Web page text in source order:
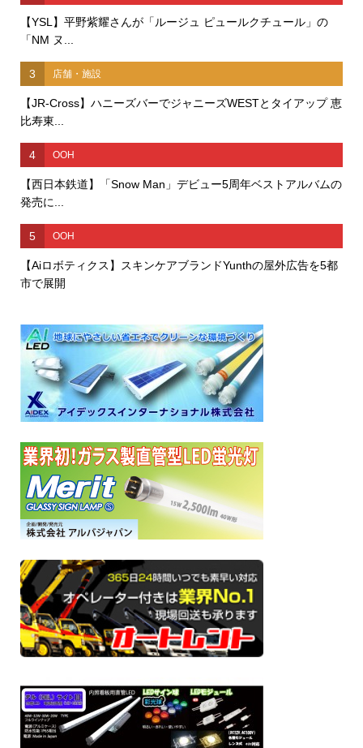
【YSL】平野紫耀さんが「ルージュ ピュールクチュール」の
「NM ヌ...
3 店舗・施設
【JR-Cross】ハニーズバーでジャニーズWESTとタイアップ 恵
比寿東...
4 OOH
【西日本鉄道】「Snow Man」デビュー5周年ベストアルバムの
発売に...
5 OOH
【Aiロボティクス】スキンケアブランドYunthの屋外広告を5都
市で展開